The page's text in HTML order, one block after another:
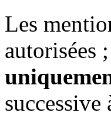
Les
autorisées ;